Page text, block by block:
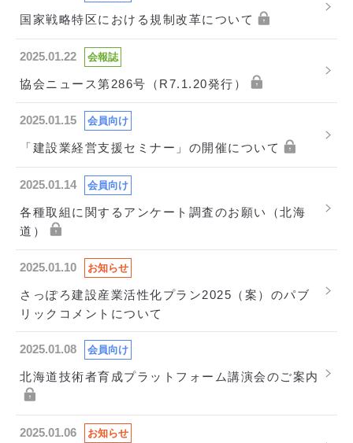
国家戦略特区における規制改革について
2025.01.22 会報誌
協会ニュース第286号（R7.1.20発行）
2025.01.15 会員向け
「建設業経営支援セミナー」の開催について
2025.01.14 会員向け
各種取組に関するアンケート調査のお願い（北海
道）
2025.01.10 お知らせ
さっぽろ建設産業活性化プラン2025（案）のパブ
リックコメントについて
2025.01.08 会員向け
北海道技術者育成プラットフォーム講演会のご案内
2025.01.06 お知らせ